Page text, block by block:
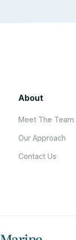
About
Meet The Team
Our Approach
Contact Us